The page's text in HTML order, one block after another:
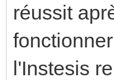
réussit
l'Instesis